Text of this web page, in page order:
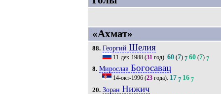
«Ахмат»
88. Георгий Шелия
11-дек-1988(31год). 60(7) 7 60(7) 7
8. Мирослав Богосавац
14-окт-1996(23года). 17 7 16 7
20. Зоран Нижич